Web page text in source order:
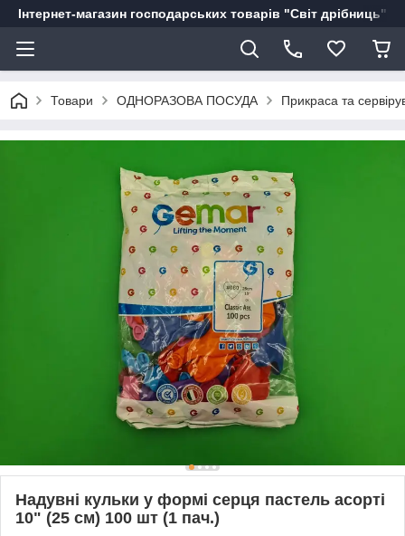
Інтернет-магазин господарських товарів "Світ дрібниць"
Товари ОДНОРАЗОВА ПОСУДА Прикраса та
Надувні кульки у формі серця пастель асорті
10" (25 см) 100 шт (1 пач.)